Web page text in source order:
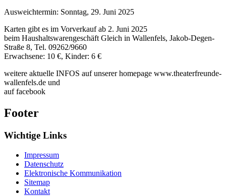
Ausweichtermin: Sonntag, 29. Juni 2025
Karten gibt es im Vorverkauf ab 2. Juni 2025
beim Haushaltswarengeschäft Gleich in Wallenfels, Jakob-Degen-
Straße 8, Tel. 09262/9660
Erwachsene: 10 €, Kinder: 6 €
weitere aktuelle INFOS auf unserer homepage www.theaterfreunde-
wallenfels.de und
auf facebook
Footer
Wichtige Links
Impressum
Datenschutz
Elektronische Kommunikation
Sitemap
Kontakt